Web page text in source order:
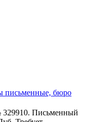
письменные, бюро
Письменный